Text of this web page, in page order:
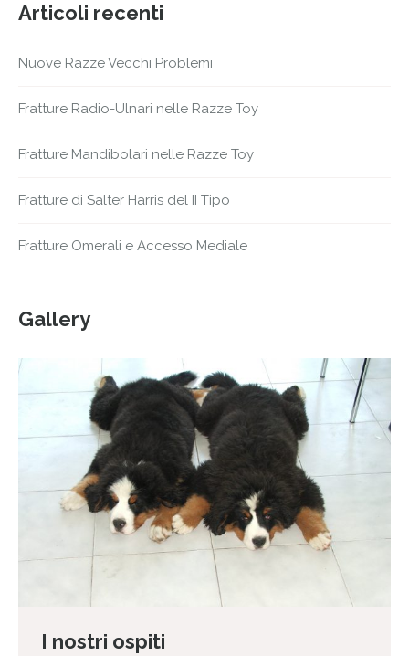
Articoli recenti
Nuove Razze Vecchi Problemi
Fratture Radio-Ulnari nelle Razze Toy
Fratture Mandibolari nelle Razze Toy
Fratture di Salter Harris del II Tipo
Fratture Omerali e Accesso Mediale
Gallery
I nostri ospiti